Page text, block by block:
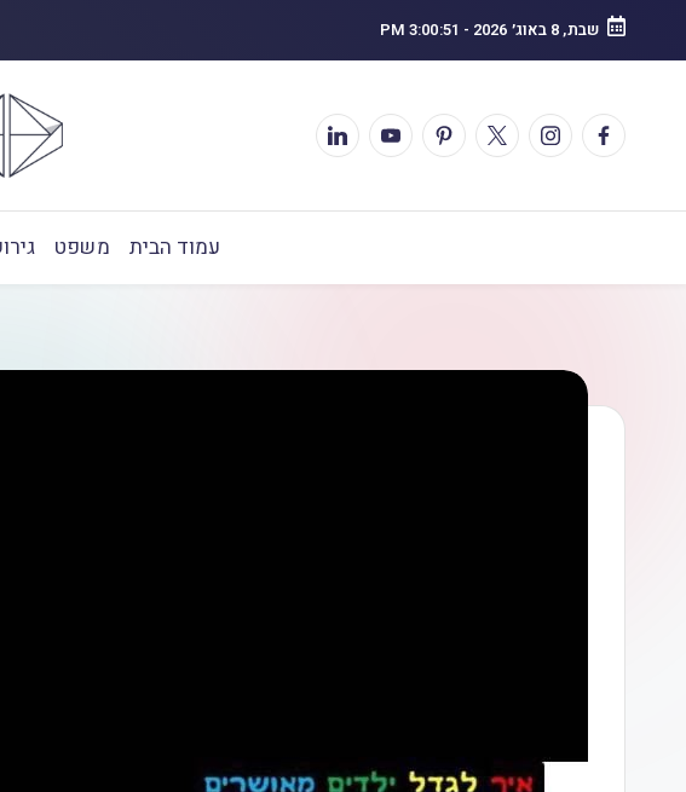
שבת, 8 באוג׳ 2026 -
3:00:52 PM
עמוד הבית משפט